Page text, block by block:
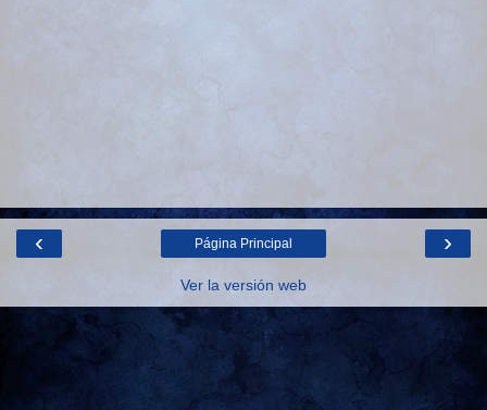
‹ ›
Página Principal
Ver la versión web